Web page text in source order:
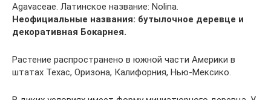
Agavaceae. Латинское название: Nolina.
Неофициальные названия: бутылочное деревце и
декоративная Бокарнея.
Растение распространено в южной части Америки в
штатах Техас, Оризона, Калифорния, Нью-Мексико.